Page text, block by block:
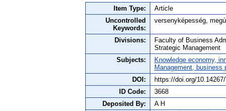
Item Type:
Article
Uncontrolled
Keywords:
versenyképesség,
Divisions:
Faculty of Business
Strategic Management
Subjects:
Knowledge economy,
Management,
DOI:
https://doi.org/
ID Code:
3668
Deposited By:
A H